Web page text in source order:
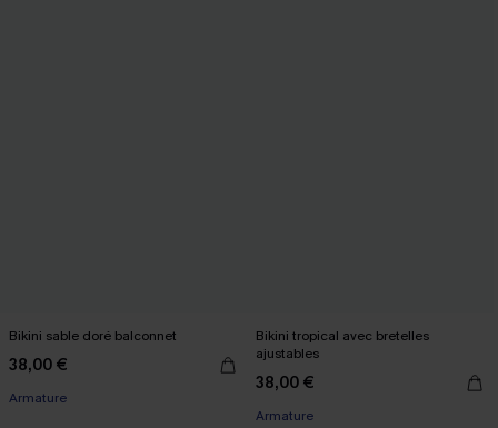
Bikini sable doré balconnet
38,00 €
Armature
Bikini tropical avec bretelles
ajustables
38,00 €
Armature